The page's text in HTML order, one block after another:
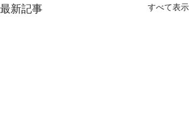
最新記事 すべて表示